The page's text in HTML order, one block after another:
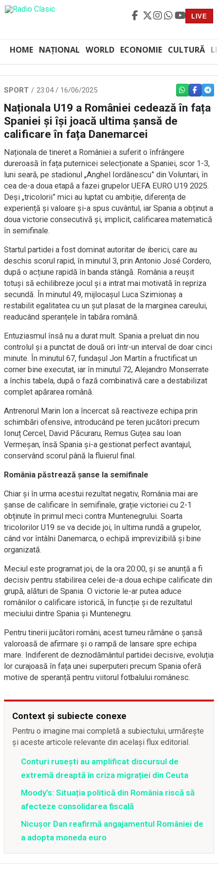
LIVE
HOME NAȚIONAL WORLD ECONOMIE CULTURĂ
SPORT 23:04 / 16/06/2025 WHATSAPP
Naționala U19 a României cedează în fața
Spaniei și își joacă ultima șansă de
calificare în fața Danemarcei
Naționala de tineret a României a suferit o înfrângere
dureroasă în fața puternicei selecționate a Spaniei, scor 1-3,
luni seară, pe stadionul „Anghel Iordănescu” din Voluntari, în
cea de-a doua etapă a fazei grupelor UEFA EURO U19 2025.
Deși „tricolorii” mici au luptat cu ambiție, diferența de
experiență și valoare și-a spus cuvântul, iar Spania a obținut a
doua victorie consecutivă și, implicit, calificarea matematică
în semifinale.
Startul partidei a fost dominat autoritar de iberici, care au
deschis scorul rapid, în minutul 3, prin Antonio José Cordero,
după o acțiune rapidă în banda stângă. România a reușit
totuși să echilibreze jocul și a intrat mai motivată în repriza
secundă. În minutul 49, mijlocașul Luca Szimionaş a
restabilit egalitatea cu un șut plasat de la marginea careului,
readucând speranțele în tabăra română.
Entuziasmul însă nu a durat mult. Spania a preluat din nou
controlul și a punctat de două ori într-un interval de doar cinci
minute. În minutul 67, fundașul Jon Martín a fructificat un
corner bine executat, iar în minutul 72, Alejandro Monserrate
a închis tabela, după o fază combinativă care a destabilizat
complet apărarea română.
Antrenorul Marin Ion a încercat să reactiveze echipa prin
schimbări ofensive, introducând pe teren jucători precum
Ionuț Cercel, David Păcuraru, Remus Guțea sau Ioan
Vermeșan, însă Spania și-a gestionat perfect avantajul,
conservând scorul până la fluierul final.
România păstrează șanse la semifinale
Chiar și în urma acestui rezultat negativ, România mai are
șanse de calificare în semifinale, grație victoriei cu 2-1
obținute în primul meci contra Muntenegrului. Soarta
tricolorilor U19 se va decide joi, în ultima rundă a grupelor,
când vor întâlni Danemarca, o echipă imprevizibilă și bine
organizată.
Meciul este programat joi, de la ora 20:00, și se anunță a fi
decisiv pentru stabilirea celei de-a doua echipe calificate din
grupă, alături de Spania. O victorie le-ar putea aduce
românilor o calificare istorică, în funcție și de rezultatul
meciului dintre Spania și Muntenegru.
Pentru tinerii jucători români, acest turneu rămâne o șansă
valoroasă de afirmare și o rampă de lansare spre echipa
mare. Indiferent de deznodământul partidei decisive, evoluția
lor curajoasă în fața unei superputeri precum Spania oferă
motive de speranță pentru viitorul fotbalului românesc.
Context și subiecte conexe
Pentru o imagine mai completă a subiectului, urmărește
și aceste articole relevante din același flux editorial.
Conturi rusești au amplificat discursul de
extremă dreaptă în criza migrației din Ceuta
Moody’s: Situația politică din România riscă să
afecteze consolidarea fiscală
Nicușor Dan reafirmă angajamentul României de
a adopta moneda euro